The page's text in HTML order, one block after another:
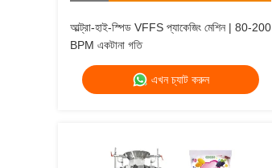
আল্ট্রা-হাই-স্পিড VFFS প্যাকেজিং মেশিন | 80-200
BPM একটানা গতি
এখন চ্যাট করুন